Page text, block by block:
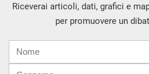
Riceverai articoli, dati, grafici e
per promuovere un
mail